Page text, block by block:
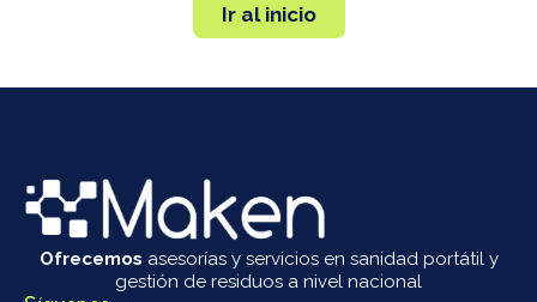
Ir al inicio
Ofrecemos asesorías y servicios en sanidad portátil y
gestión de residuos a nivel nacional